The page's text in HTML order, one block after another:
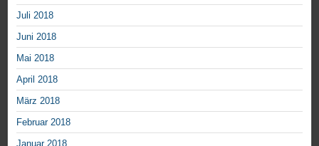
Juli 2018
Juni 2018
Mai 2018
April 2018
März 2018
Februar 2018
Januar 2018